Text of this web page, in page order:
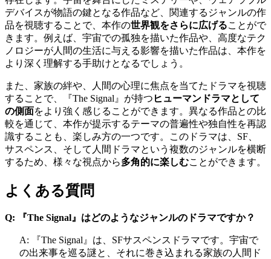
デバイスが物語の鍵となる作品など、関連するジャンルの作
品を視聴することで、本作の世界観をさらに広げることがで
きます。例えば、宇宙での孤独を描いた作品や、高度なテク
ノロジーが人間の生活に与える影響を描いた作品は、本作を
より深く理解する手助けとなるでしょう。
また、家族の絆や、人間の心理に焦点を当てたドラマを視聴
することで、『The Signal』が持つ ヒューマンドラマとして
の側面をより強く感じることができます。異なる作品との比
較を通じて、本作が提示するテーマの普遍性や独自性を再認
識することも、楽しみ方の一つです。このドラマは、SF、
サスペンス、そして人間ドラマという複数のジャンルを横断
するため、様々な視点から多角的に楽しむことができます。
よくある質問
Q: 『The Signal』はどのようなジャンルのドラマですか？
A: 『The Signal』は、SFサスペンスドラマです。宇宙で
の出来事を巡る謎と、それに巻き込まれる家族の人間ド